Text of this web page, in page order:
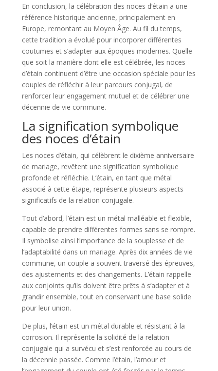
En conclusion, la célébration des noces d’étain a une
référence historique ancienne, principalement en
Europe, remontant au Moyen Âge. Au fil du temps,
cette tradition a évolué pour incorporer différentes
coutumes et s’adapter aux époques modernes. Quelle
que soit la manière dont elle est célébrée, les noces
d’étain continuent d’être une occasion spéciale pour les
couples de réfléchir à leur parcours conjugal, de
renforcer leur engagement mutuel et de célébrer une
décennie de vie commune.
La signification symbolique
des noces d’étain
Les noces d’étain, qui célèbrent le dixième anniversaire
de mariage, revêtent une signification symbolique
profonde et réfléchie. L’étain, en tant que métal
associé à cette étape, représente plusieurs aspects
significatifs de la relation conjugale.
Tout d’abord, l’étain est un métal malléable et flexible,
capable de prendre différentes formes sans se rompre.
Il symbolise ainsi l’importance de la souplesse et de
l’adaptabilité dans un mariage. Après dix années de vie
commune, un couple a souvent traversé des épreuves,
des ajustements et des changements. L’étain rappelle
aux conjoints qu’ils doivent être prêts à s’adapter et à
grandir ensemble, tout en conservant une base solide
pour leur union.
De plus, l’étain est un métal durable et résistant à la
corrosion. Il représente la solidité de la relation
conjugale qui a survécu et s’est renforcée au cours de
la décennie passée. Comme l’étain, l’amour et